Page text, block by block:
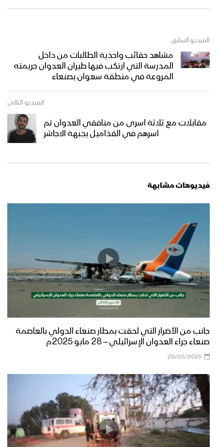
الفيديو السابق
مشاهد حقائب واحذية الطالبات من داخل
المدرسة التي ارتكب فيها طيران العدوان جريمته
المروعة في منطقة سعوان بصنعاء
الفيديو التالي
مقابلات مع ثلاثة اسرى من منافقي العدوان تم
اسرهم في القذاميل بجبهة الاجاشر
فيديوهات مشابهة
جانب من الأضرار التي لحقت بمطار صنعاء الدولي بالعاصمة
صنعاء جراء العدوان الإسرائيلي – 28 مايو 2025م
29/05/2025